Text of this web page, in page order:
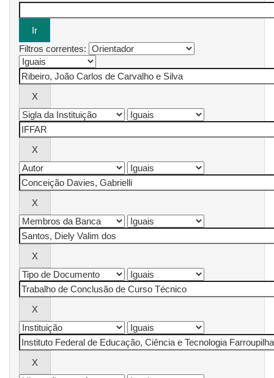
Filtros correntes: